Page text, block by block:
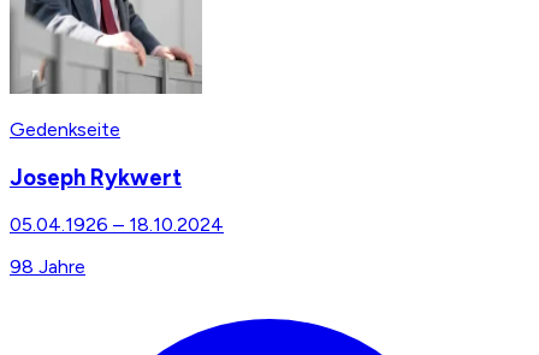
Gedenkseite
Joseph Rykwert
05.04.1926 – 18.10.2024
98 Jahre